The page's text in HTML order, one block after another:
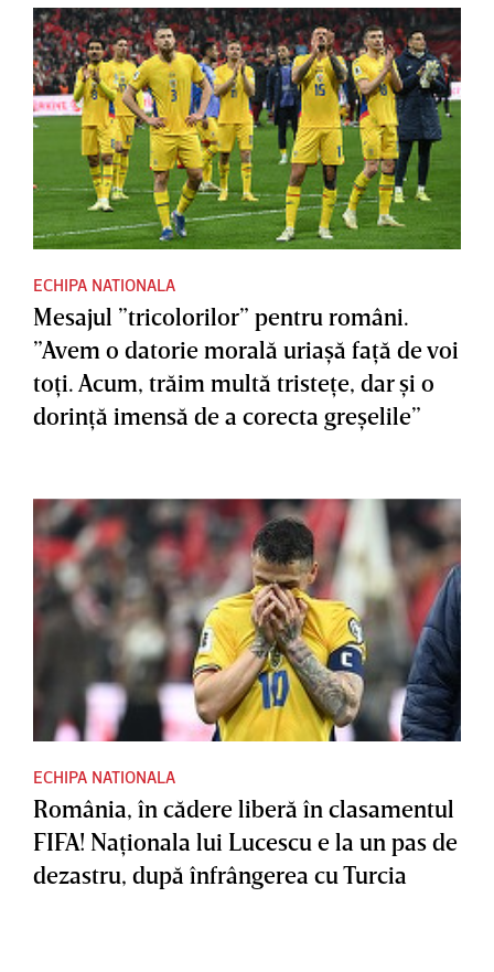
ECHIPA NATIONALA
Mesajul ”tricolorilor” pentru români.
”Avem o datorie morală uriaşă faţă de voi
toţi. Acum, trăim multă tristeţe, dar şi o
dorinţă imensă de a corecta greşelile”
ECHIPA NATIONALA
România, în cădere liberă în clasamentul
FIFA! Naţionala lui Lucescu e la un pas de
dezastru, după înfrângerea cu Turcia